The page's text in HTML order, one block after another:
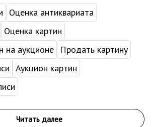
Оценка антиквариата
Оценка картин
на аукционе
Продать картину
Аукцион картин